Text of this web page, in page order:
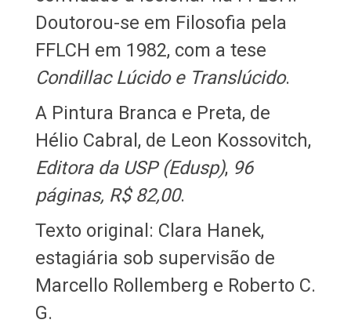
Doutorou-se em Filosofia pela
FFLCH em 1982, com a tese
Condillac Lúcido e Translúcido.
A Pintura Branca e Preta, de
Hélio Cabral, de Leon Kossovitch,
Editora da USP (Edusp), 96
páginas, R$ 82,00.
Texto original: Clara Hanek,
estagiária sob supervisão de
Marcello Rollemberg e Roberto C.
G.